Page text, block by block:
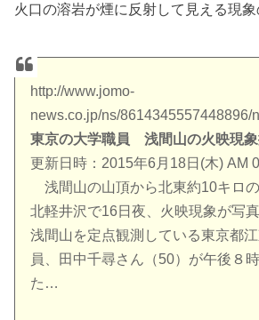
火口の溶岩が煙に反射して見える現象
http://www.jomo-
news.co.jp/ns/8614345557448896/
東京の大学職員 浅間山の火映現
更新日時：2015年6月18日(木) AM
浅間山の山頂から北東約10キロ
北軽井沢で16日夜、火映現象が写
浅間山を定点観測している東京都
員、田中千尋さん（50）が午後８
た…